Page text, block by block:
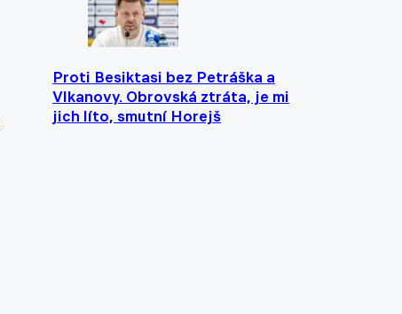
Proti Besiktasi bez Petráška a
Vlkanovy. Obrovská ztráta, je mi
jich líto, smutní Horejš